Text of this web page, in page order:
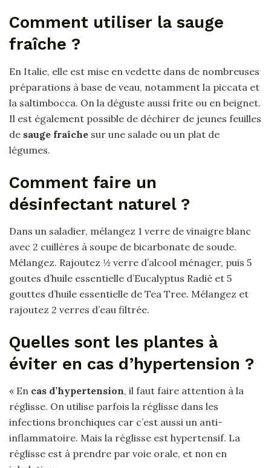
Comment utiliser la sauge
fraîche ?
En Italie, elle est mise en vedette dans de nombreuses
préparations à base de veau, notamment la piccata et
la saltimbocca. On la déguste aussi frite ou en beignet.
Il est également possible de déchirer de jeunes feuilles
de sauge fraîche sur une salade ou un plat de
légumes.
Comment faire un
désinfectant naturel ?
Dans un saladier, mélangez 1 verre de vinaigre blanc
avec 2 cuillères à soupe de bicarbonate de soude.
Mélangez. Rajoutez ½ verre d’alcool ménager, puis 5
goutes d’huile essentielle d’Eucalyptus Radié et 5
gouttes d’huile essentielle de Tea Tree. Mélangez et
rajoutez 2 verres d’eau filtrée.
Quelles sont les plantes à
éviter en cas d’hypertension ?
« En cas d’hypertension, il faut faire attention à la
réglisse. On utilise parfois la réglisse dans les
infections bronchiques car c’est aussi un anti-
inflammatoire. Mais la réglisse est hypertensif. La
réglisse est à prendre par voie orale, et non en